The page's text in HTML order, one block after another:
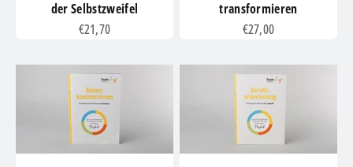
der Selbstzweifel
Angebot
€21,70
transformieren
Angebot
€27,00